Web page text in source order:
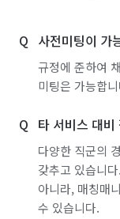
사전미팅이 가
규정에 준하여
미팅은 가능합
타 서비스 대
다양한 직군의
갖추고 있습니
아니라, 매칭매
수 있습니다.